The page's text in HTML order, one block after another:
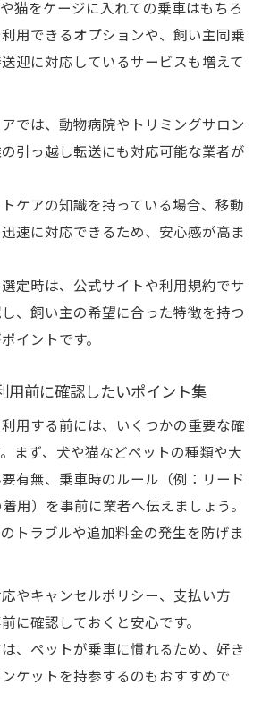
猫をケージに入れての乗車はもちろ
用できるオプションや、飼い主同乗
迎に対応しているサービスも増えて
では、動物病院やトリミングサロン
引っ越し転送にも対応可能な業者が
ケアの知識を持っている場合、移動
速に対応できるため、安心感が高ま
定時は、公式サイトや利用規約でサ
、飼い主の希望に合った特徴を持つ
イントです。
用前に確認したいポイント集
用する前には、いくつかの重要な確
まず、犬や猫などペットの種類や大
有無、乗車時のルール（例：リード
用）を事前に業者へ伝えましょう。
トラブルや追加料金の発生を防げま
やキャンセルポリシー、支払い方
に確認しておくと安心です。
、ペットが乗車に慣れるため、好き
ケットを持参するのもおすすめで